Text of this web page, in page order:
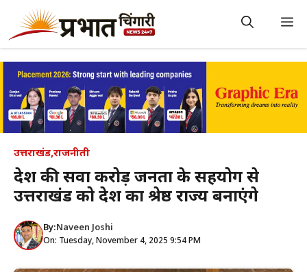
content
उत्तराखंड,राजनीती
प्रदेश की सवा करोड़ जनता के सहयोग से
उत्तराखंड को देश का श्रेष्ठ राज्य बनाएंगे
By:Naveen Joshi
On: Tuesday, November 4, 2025 9:54 PM